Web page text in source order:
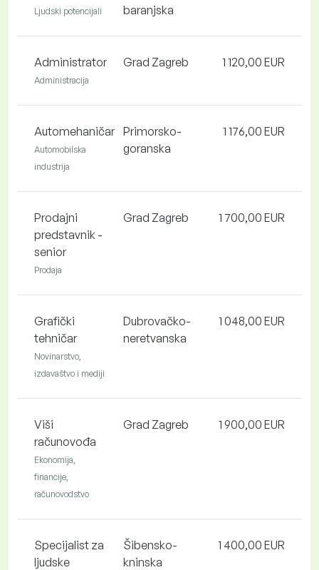
Ljudski potencijali
baranjska
Administrator
Administracija
Grad Zagreb 1 120,00 EUR
Automehaničar
Automobilska
industrija
Primorsko-
goranska
1 176,00 EUR
Prodajni
predstavnik -
senior
Prodaja
Grad Zagreb 1 700,00 EUR
Grafički
tehničar
Novinarstvo,
izdavaštvo i mediji
Dubrovačko-
neretvanska
1 048,00 EUR
Viši
računovođa
Ekonomija,
financije,
računovodstvo
Grad Zagreb 1 900,00 EUR
Specijalist za
ljudske
Šibensko-
kninska
1 400,00 EUR